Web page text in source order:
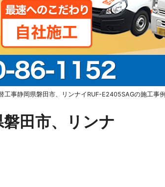
工事静岡県磐田市、リンナイRUF-E2405SAGの施工事例
田市、リンナ